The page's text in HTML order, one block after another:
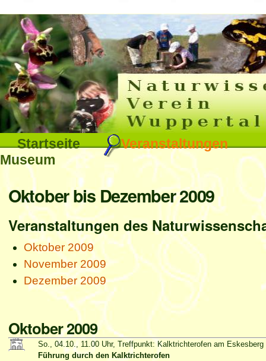
Direkt
zum
Inhalt
|
Direkt
zur
Navigation
Sektionen
Startseite
Veranstaltungen
Museum
Benutzerspezifische
Werkzeuge
Interna
Oktober bis Dezember 2009
Veranstaltungen des
Oktober 2009
November 2009
Dezember 2009
Oktober 2009
So., 04.10., 11.00 Uhr, Treffpunkt: Kalktrichterofen am Eskesberg
Führung durch den Kalktrichterofen